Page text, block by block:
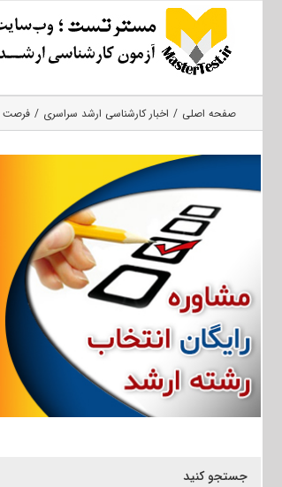
صفحه اصلی اخبار کارشناسی ارشد سراسری فرصت
جستجو کنید